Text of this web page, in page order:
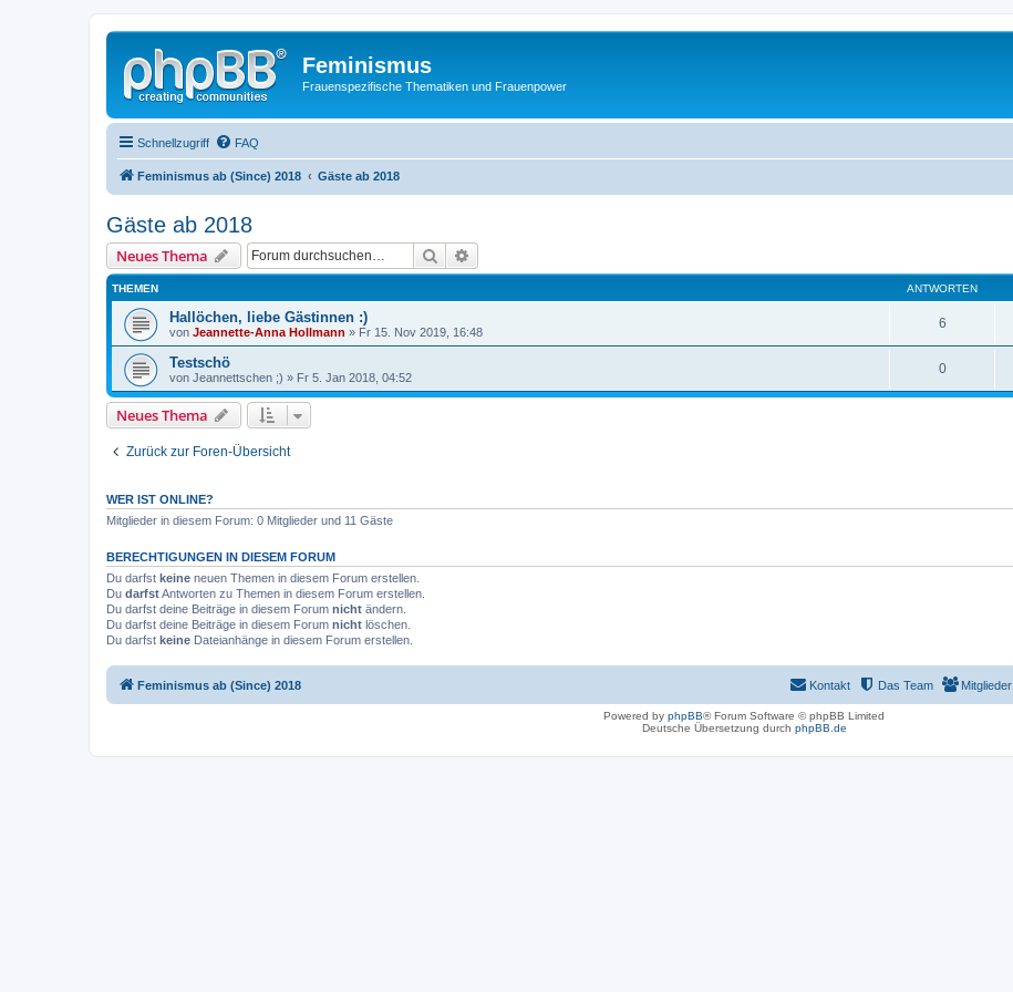
Feminismus
Frauenspezifische Thematiken und Frauenpower
Schnellzugriff FAQ
Feminismus ab (Since) 2018 Gäste ab 2018
Gäste ab 2018
Neues Thema Suche
THEMEN ANTWORTEN
Hallöchen, liebe Gästinnen :)
von Jeannette-Anna Hollmann » Fr 15. Nov 2019, 16:48
6
Testschö
von Jeannettschen ;) » Fr 5. Jan 2018, 04:52
0
Neues Thema
Zurück zur Foren-Übersicht
WER IST ONLINE?
Mitglieder in diesem Forum: 0 Mitglieder und 11 Gäste
BERECHTIGUNGEN IN DIESEM FORUM
Du darfst keine neuen Themen in diesem Forum erstellen.
Du darfstAntworten zu Themen in diesem Forum erstellen.
Du darfst deine Beiträge in diesem Forum nicht ändern.
Du darfst deine Beiträge in diesem Forum nicht löschen.
Du darfst keine Dateianhänge in diesem Forum erstellen.
Feminismus ab (Since) 2018 Mitglieder
Das Team
Kontakt
Powered by phpBB® Forum Software © phpBB Limited
Deutsche Übersetzung durch phpBB.de